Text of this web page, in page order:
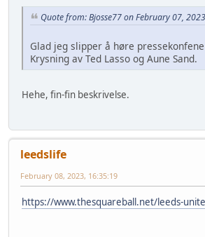
Quote from: Bjosse77 on February 07,
Glad jeg slipper å høre
Krysning av Ted Lasso og Aune Sand.
Hehe, fin-fin beskrivelse.
leedslife
February 08, 2023, 16:35:19
https://www.thesquareball.net/leeds-